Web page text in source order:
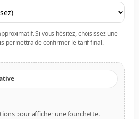
Si vous hésitez, choisissez une
permettra de confirmer le tarif final.
pour afficher une fourchette.